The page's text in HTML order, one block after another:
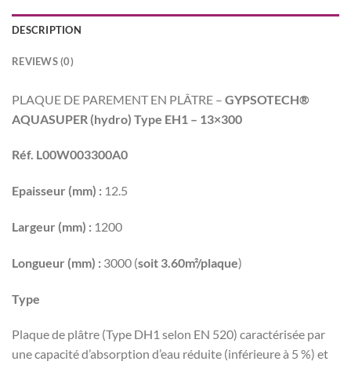
DESCRIPTION
REVIEWS (0)
PLAQUE DE PAREMENT EN PLÂTRE – GYPSOTECH®
AQUASUPER (hydro) Type EH1 – 13×300
Réf. L00W003300A0
Epaisseur (mm) : 12.5
Largeur (mm) : 1200
Longueur (mm) : 3000 (soit 3.60m²/plaque)
Type
Plaque de plâtre (Type DH1 selon EN 520) caractérisée par
une capacité d’absorption d’eau réduite (inférieure à 5 %) et